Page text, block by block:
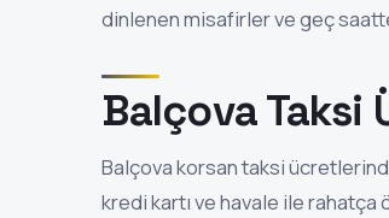
dinlenen misafirler ve geç
Balçova Taksi
Balçova korsan taksi
kredi kartı ve havale ile